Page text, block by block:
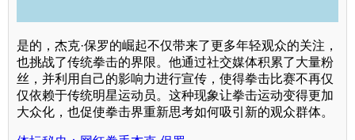
是的，杰克·保罗的崛起不仅带来了更多年轻观众的关注，
也挑战了传统拳击的界限。他通过社交媒体积累了大量粉
丝，并利用自己的影响力进行宣传，使得拳击比赛不再仅
仅依赖于传统明星运动员。这种现象让拳击运动变得更加
大众化，也促使拳击界重新思考如何吸引新的观众群体。